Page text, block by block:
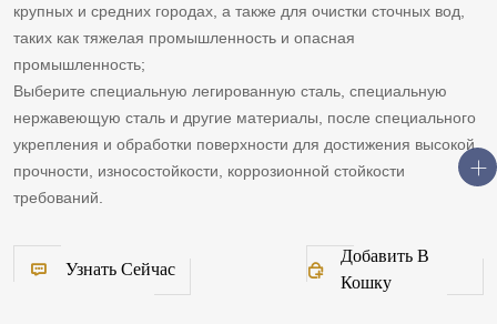
крупных и средних городах, а также для очистки сточных вод,
таких как тяжелая промышленность и опасная
промышленность;
Выберите специальную легированную сталь, специальную
нержавеющую сталь и другие материалы, после специального
укрепления и обработки поверхности для достижения высокой
прочности, износостойкости, коррозионной стойкости
требований.
Узнать Сейчас
Добавить В
Кошку